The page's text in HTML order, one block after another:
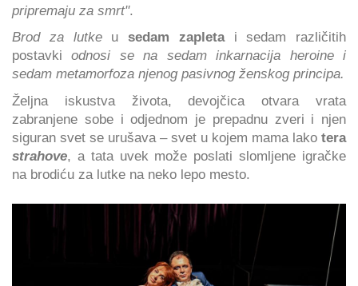
pripremaju za smrt".
Brod za lutkeu sedam zapletai sedam različitih
postavki odnosi se na sedam inkarnacija heroine i
sedam metamorfoza njenog pasivnog ženskog principa.
Željna iskustva života, devojčica otvara vrata
zabranjene sobe i odjednom je prepadnu zveri i njen
siguran svet se urušava – svet u kojem mama lako tera
strahove, a tata uvek može poslati slomljene igračke
na brodiću za lutke na neko lepo mesto.